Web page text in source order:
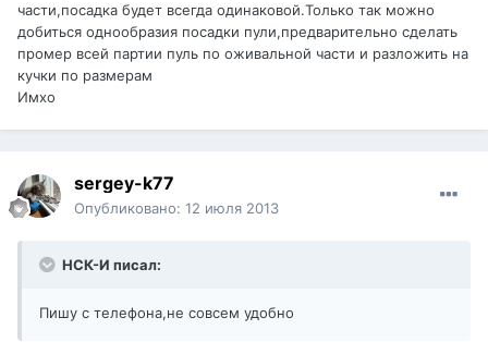
части,посадка будет всегда одинаковой.Только так можно
добиться однообразия посадки пули,предварительно сделать
промер всей партии пуль по оживальной части и разложить на
кучки по размерам
Имхо
sergey-k77
Опубликовано: 12 июля 2013
НСК-И писал:
Пишу с телефона,не совсем удобно